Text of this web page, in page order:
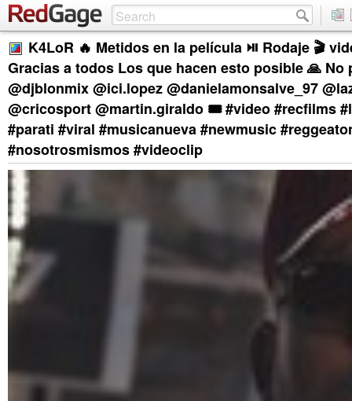
K4LoR 🔥 Metidos en la película ⏯️ Rodaje 🎬
Gracias a todos Los que hacen esto posible 🙏 No
@djblonmix @ici.lopez @danielamonsalve_97
@cricosport @martin.giraldo 🎟️ #video #recfilms
#parati #viral #musicanueva #newmusic
#nosotrosmismos #videoclip